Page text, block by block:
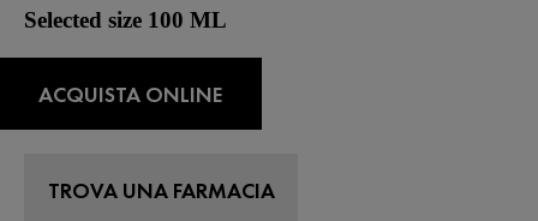
su
5
,
valutazione
medio.
Reviews.
Stesso
Selected size 100 ML
ACQUISTA ONLINE
TROVA UNA FARMACIA